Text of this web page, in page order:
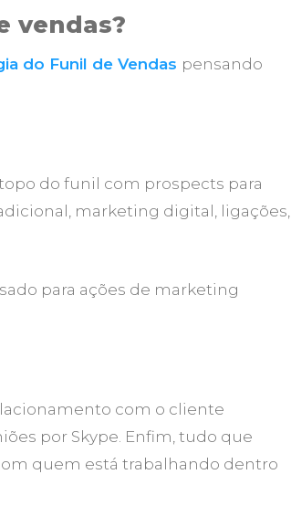
vendas?
do Funil de Vendas pensando
do funil com prospects para
marketing digital, ligações,
para ações de marketing
com o cliente
por Skype. Enfim, tudo que
quem está trabalhando dentro